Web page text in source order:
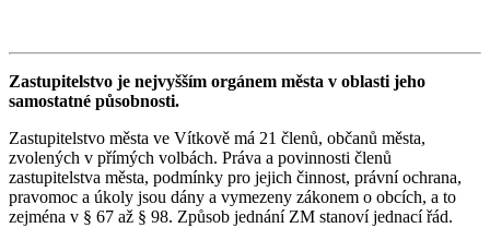
Zastupitelstvo je nejvyšším orgánem města v oblasti jeho
samostatné působnosti.
Zastupitelstvo města ve Vítkově má 21 členů, občanů města,
zvolených v přímých volbách. Práva a povinnosti členů
zastupitelstva města, podmínky pro jejich činnost, právní ochrana,
pravomoc a úkoly jsou dány a vymezeny zákonem o obcích, a to
zejména v § 67 až § 98. Způsob jednání ZM stanoví jednací řád.